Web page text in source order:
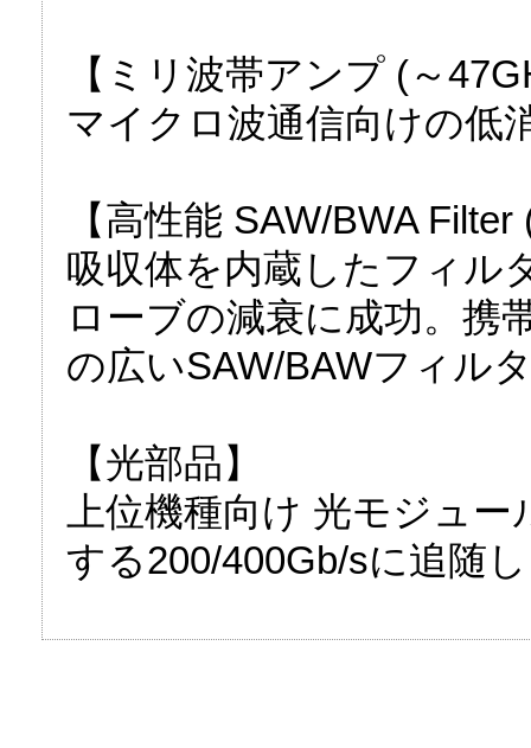
【ミリ波帯アンプ (～
マイクロ波通信向けの低
【高性能 SAW/BWA
吸収体を内蔵したフィル
ローブの減衰に成功。携
の広いSAW/BAWフィル
【光部品】
上位機種向け 光モジュ
する200/400Gb/sに追随